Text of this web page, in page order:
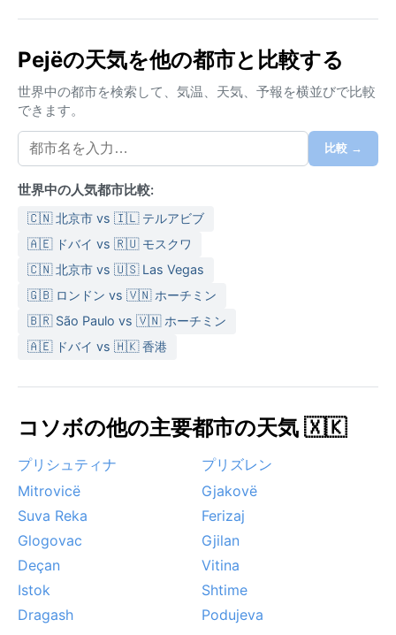
平均気温は28度前後、日差しが強い一方で夕方には涼
り積もります。年間を通じて湿度は中程度で、降雨は
夏に雷雨として集中し、冬は雪に変わります。旅行に
は重ね着が基本で、夏は薄手の長袖と雨具、冬は防寒
コートや防水ブーツが欠かせません。
最も過ごしやすいのは晩春から初夏（5月〜6月）と初
秋（9月）で、穏やかな陽気が続きます。冬の大雪は交
通に影響を与えることもあり、ルゴバ渓谷では霧が発
生しやすいのが特徴です。サイクロンやモンスーンは
なく、雪景色の中でのハイキングやスキーも人気で
す。気候を味方につければ、どの季節も異なる表情を
持つペヤを満喫できるでしょう。
Pejëの天気を他の都市と比較する
世界中の都市を検索して、気温、天気、予報を横並びで比較
できます。
比較 →
世界中の人気都市比較:
🇨🇳 北京市 vs 🇮🇱 テルアビブ
🇦🇪 ドバイ vs 🇷🇺 モスクワ
🇨🇳 北京市 vs 🇺🇸 Las Vegas
🇬🇧 ロンドン vs 🇻🇳 ホーチミン
🇧🇷 São Paulo vs 🇻🇳 ホーチミン
🇦🇪 ドバイ vs 🇭🇰 香港
コソボの他の主要都市の天気 🇽🇰
プリシュティナ
プリズレン
Mitrovicë
Gjakovë
Suva Reka
Ferizaj
Glogovac
Gjilan
Deçan
Vitina
Istok
Shtime
Dragash
Podujeva